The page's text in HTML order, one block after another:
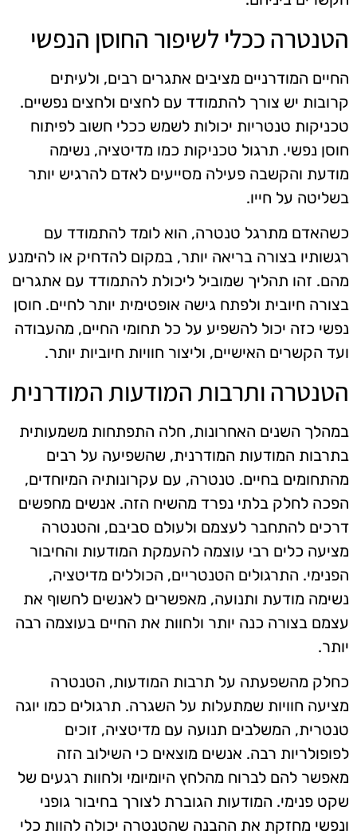
הטנטרה ככלי לשיפור החוסן הנפשי
החיים המודרניים מציבים אתגרים רבים, ולעיתים
קרובות יש צורך להתמודד עם לחצים ולחצים נפשיים.
טכניקות טנטריות יכולות לשמש ככלי חשוב לפיתוח
חוסן נפשי. תרגול טכניקות כמו מדיטציה, נשימה
מודעת והקשבה פעילה מסייעים לאדם להרגיש יותר
בשליטה על חייו.
כשהאדם מתרגל טנטרה, הוא לומד להתמודד עם
רגשותיו בצורה בריאה יותר, במקום להדחיק או להימנע
מהם. זהו תהליך שמוביל ליכולת להתמודד עם אתגרים
בצורה חיובית ולפתח גישה אופטימית יותר לחיים. חוסן
נפשי כזה יכול להשפיע על כל תחומי החיים, מהעבודה
ועד הקשרים האישיים, וליצור חוויות חיוביות יותר.
הטנטרה ותרבות המודעות המודרנית
במהלך השנים האחרונות, חלה התפתחות משמעותית
בתרבות המודעות המודרנית, שהשפיעה על רבים
מהתחומים בחיים. טנטרה, עם עקרונותיה המיוחדים,
הפכה לחלק בלתי נפרד מהשיח הזה. אנשים מחפשים
דרכים להתחבר לעצמם ולעולם סביבם, והטנטרה
מציעה כלים רבי עוצמה להעמקת המודעות והחיבור
הפנימי. התרגולים הטנטריים, הכוללים מדיטציה,
נשימה מודעת ותנועה, מאפשרים לאנשים לחשוף את
עצמם בצורה כנה יותר ולחוות את החיים בעוצמה רבה
יותר.
כחלק מהשפעתה על תרבות המודעות, הטנטרה
מציעה חוויות שמתעלות על השגרה. תרגולים כמו יוגה
טנטרית, המשלבים תנועה עם מדיטציה, זוכים
לפופולריות רבה. אנשים מוצאים כי השילוב הזה
מאפשר להם לברוח מהלחץ היומיומי ולחוות רגעים של
שקט פנימי. המודעות הגוברת לצורך בחיבור גופני
ונפשי מחזקת את ההבנה שהטנטרה יכולה להוות כלי